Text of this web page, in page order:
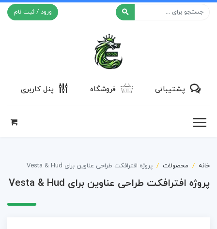
ورود / ثبت نام
پشتیبانی فروشگاه پنل کاربری
خانه محصولات پروژه افترافکت طراحی عناوین برای Vesta & Hud
پروژه افترافکت طراحی عناوین برای Vesta & Hud